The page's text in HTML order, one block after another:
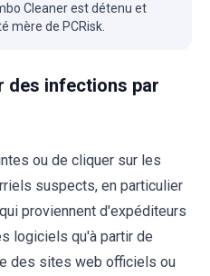
Cleaner est détenu et
mère de PCRisk.
des infections par
ou de cliquer sur les
suspects, en particulier
proviennent d'expéditeurs
logiciels qu'à partir de
des sites web officiels ou